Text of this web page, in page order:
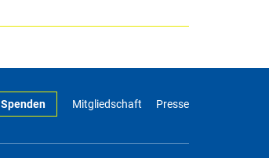
Spenden Mitgliedschaft Presse